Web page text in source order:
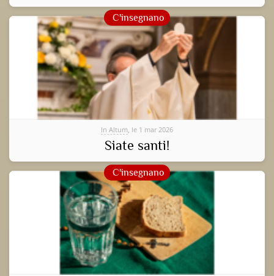
C'insegnano
In Altum, le 1 mar 2026
Siate santi!
C'insegnano